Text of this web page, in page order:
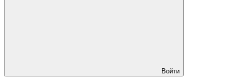
Войти